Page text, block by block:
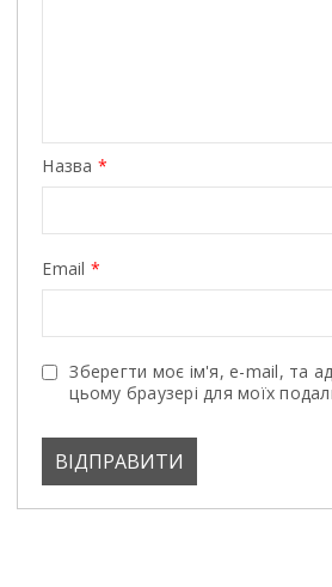
Назва *
Email *
Зберегти моє ім'я, e-mail, та
цьому браузері для моїх